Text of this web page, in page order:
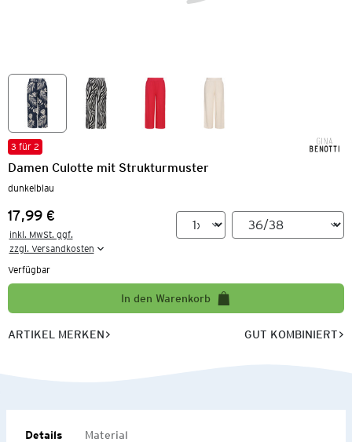
3 für 2
Damen Culotte mit Strukturmuster
dunkelblau
Preis:
17,99 €
inkl. MwSt. ggf.
zzgl. Versandkosten
Verfügbar
In den Warenkorb
ARTIKEL MERKEN GUT KOMBINIERT
Details Material